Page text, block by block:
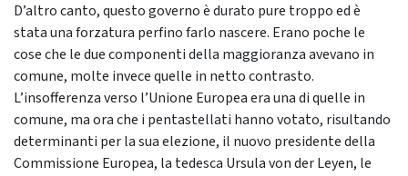
D’altro canto, questo governo è durato pure troppo ed è
stata una forzatura perfino farlo nascere. Erano poche le
cose che le due componenti della maggioranza avevano in
comune, molte invece quelle in netto contrasto.
L’insofferenza verso l’Unione Europea era una di quelle in
comune, ma ora che i pentastellati hanno votato, risultando
determinanti per la sua elezione, il nuovo presidente della
Commissione Europea, la tedesca Ursula von der Leyen, le